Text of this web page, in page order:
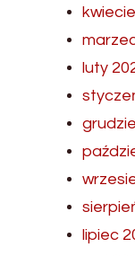
luty
lipiec